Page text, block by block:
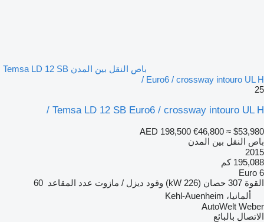
باص النقل بين المدن Temsa LD 12 SB
Euro6 / crossway intouro UL H /
25
Temsa LD 12 SB Euro6 / crossway intouro UL H /
AED 198,500 €46,800 ≈ $53,980
باص النقل بين المدن
2015
195,088 كم
Euro 6
القوة 307 حصان (226 kW) وقود ديزل / مازوت عدد المقاعد 60
ألمانيا، Kehl-Auenheim
AutoWelt Weber
الاتصال بالبائع